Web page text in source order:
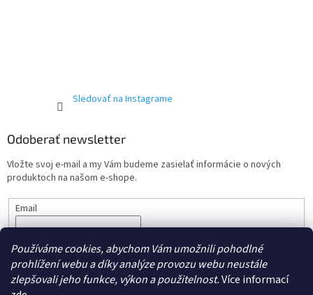
Používáme cookies, abychom Vám umožnili pohodlné
prohlížení webu a díky analýze provozu webu neustále
zlepšovali jeho funkce, výkon a použitelnost.Více informací
Sledovať na Instagrame
Odoberať newsletter
Vložte svoj e-mail a my Vám budeme zasielať informácie o nových
produktoch na našom e-shope.
Email
údajov.
PRIHLÁSIŤ SA